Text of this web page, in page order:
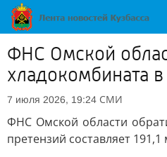
ФНС Омской
хладокомбината
7 июля 2026, 19:24 СМИ
ФНС Омской области
претензий составляет 191,1